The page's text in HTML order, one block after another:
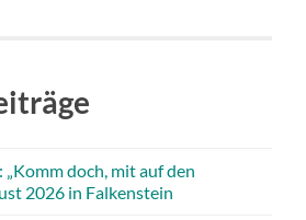
doch, mit auf den
2026 in Falkenstein